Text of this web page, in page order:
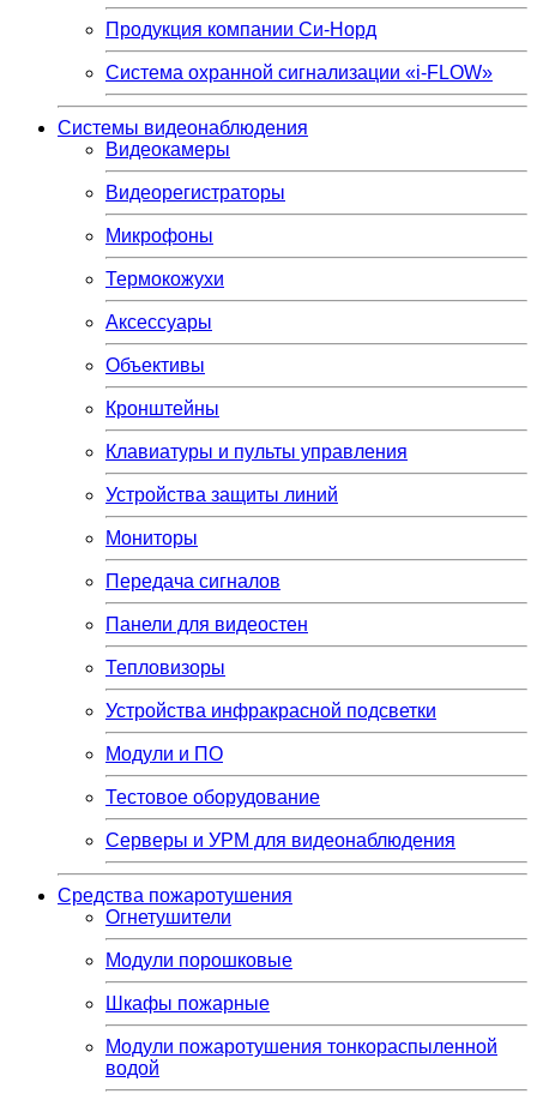
Продукция компании Си-Норд
Система охранной сигнализации «i-FLOW»
Системы видеонаблюдения
Видеокамеры
Видеорегистраторы
Микрофоны
Термокожухи
Аксессуары
Объективы
Кронштейны
Клавиатуры и пульты управления
Устройства защиты линий
Мониторы
Передача сигналов
Панели для видеостен
Тепловизоры
Устройства инфракрасной подсветки
Модули и ПО
Тестовое оборудование
Серверы и УРМ для видеонаблюдения
Средства пожаротушения
Огнетушители
Модули порошковые
Шкафы пожарные
Модули пожаротушения тонкораспыленной
водой